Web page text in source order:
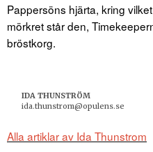
Pappersöns hjärta, kring
mörkret står den,
bröstkorg.
IDA THUNSTRÖM
ida.thunstrom@opulens.se
Alla artiklar av Ida Thunstrom